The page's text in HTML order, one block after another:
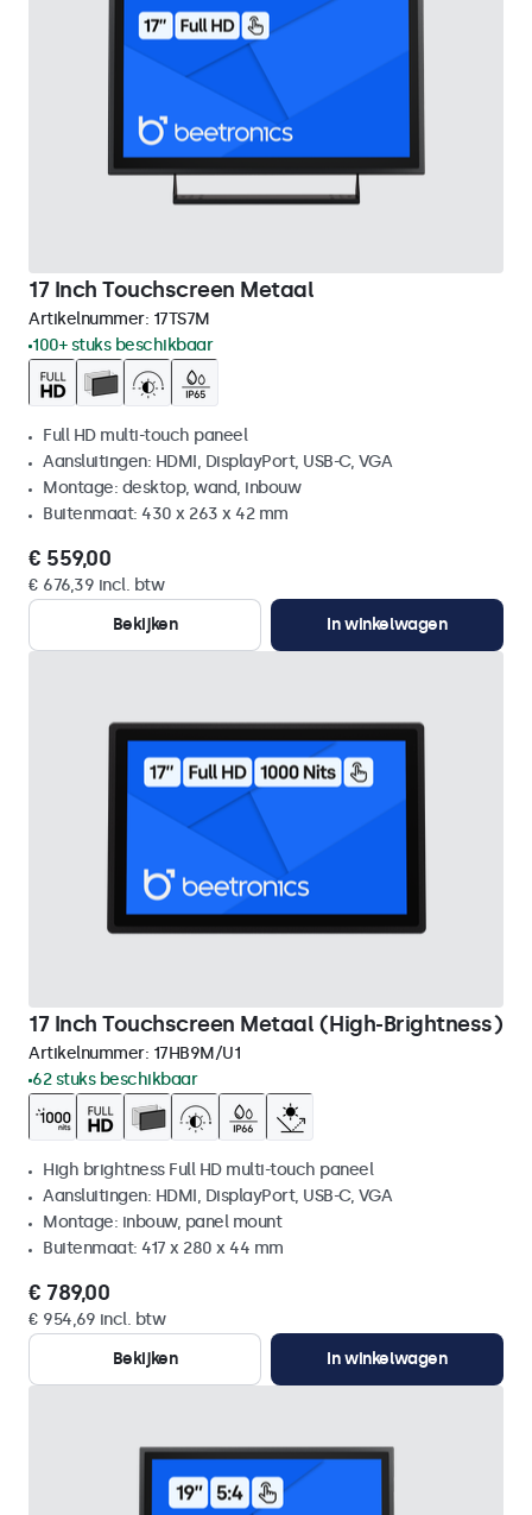
17 Inch Touchscreen Metaal
Artikelnummer: 17TS7M
100+ stuks beschikbaar
Full HD multi-touch paneel
Aansluitingen: HDMI, DisplayPort, USB-C, VGA
Montage: desktop, wand, inbouw
Buitenmaat: 430 x 263 x 42 mm
€ 559,00
€ 676,39 incl. btw
Bekijken
In winkelwagen
17 Inch Touchscreen Metaal (High-Brightness)
Artikelnummer: 17HB9M/U1
62 stuks beschikbaar
High brightness Full HD multi-touch paneel
Aansluitingen: HDMI, DisplayPort, USB-C, VGA
Montage: inbouw, panel mount
Buitenmaat: 417 x 280 x 44 mm
€ 789,00
€ 954,69 incl. btw
Bekijken
In winkelwagen